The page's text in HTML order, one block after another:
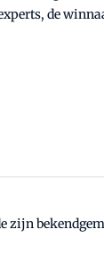
de
zijn